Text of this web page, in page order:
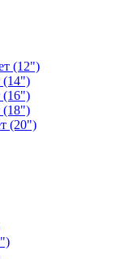
(12")
(14")
(16")
(18")
(20")